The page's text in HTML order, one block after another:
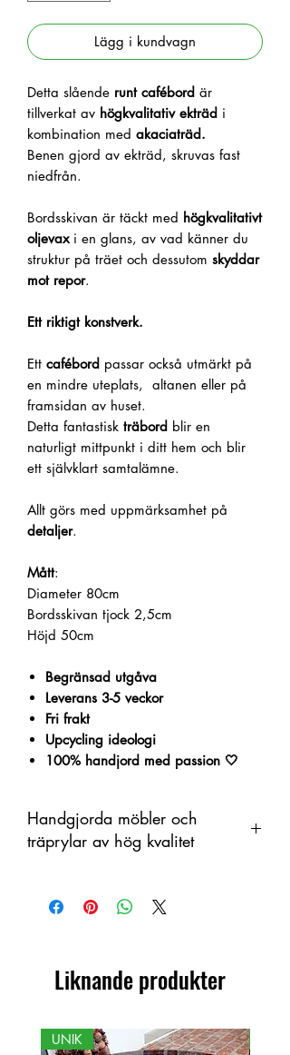
Lägg i kundvagn
Detta slående runt cafébord är
tillverkat av högkvalitativ ekträd i
kombination med akaciaträd.
Benen gjord av ekträd, skruvas fast
niedfrån.
Bordsskivan är täckt med högkvalitativt
oljevaxi en glans, av vad känner du
struktur på träet och dessutom skyddar
mot repor.
Ett riktigt konstverk.
Ett cafébord passar också utmärkt på
en mindre uteplats, altanen eller på
framsidan av huset.
Detta fantastisk träbord blir en
naturligt mittpunkt i ditt hem och blir
ett självklart samtalämne.
Allt görs med uppmärksamhet på
detaljer.
Mått:
Diameter 80cm
Bordsskivan tjock 2,5cm
Höjd 50cm
Begränsad utgåva
Leverans 3-5 veckor
Fri frakt
Upcycling ideologi
100% handjord med passion 🤍
Handgjorda möbler och
träprylar av hög kvalitet
som ett organiskt material med
färgskiftningar. Därför kan skillnader
Liknande produkter
UNIK